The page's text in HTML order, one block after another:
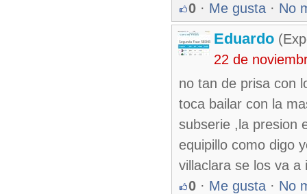
0 · Me gusta · No
Eduardo
22 de
no tan de prisa con
toca bailar con la
subserie ,la presion
equipillo como digo
villaclara se los va a
0 · Me gusta · No